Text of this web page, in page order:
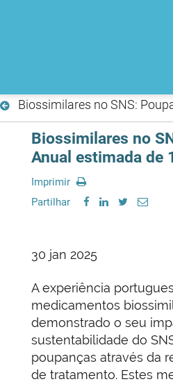
Biossimilares no
Anual estimada de
Imprimir
Partilhar
30 jan 2025
A experiência
medicamentos
demonstrado o seu
sustentabilidade do
poupanças através da
de tratamento. Estes